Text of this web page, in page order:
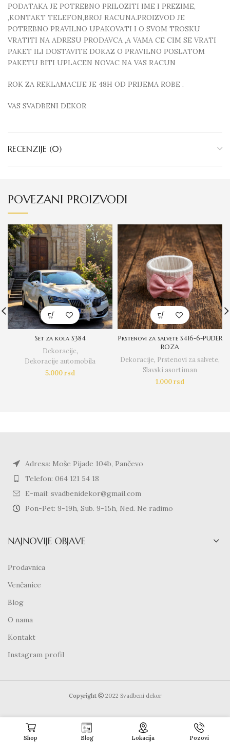
PODATAKA JE POTREBNO PRILOZITI IME I PREZIME,
,KONTAKT TELEFON,BROJ RACUNA.PROIZVOD JE
POTREBNO PRAVILNO UPAKOVATI I O SVOM TROSKU
VRATITI NA ADRESU PRODAVCA ,A VAMA CE CIM SE VRATI
PAKET ILI DOSTAVITE DOKAZ O PRAVILNO POSLATOM
PAKETU BITI UPLACEN NOVAC NA VAS RACUN
ROK ZA REKLAMACIJE JE 48H OD PRIJEMA ROBE .
VAS SVADBENI DEKOR
RECENZIJE (0)
POVEZANI PROIZVODI
Set za kola S384
Dekoracije,
Dekoracije automobila
5.000rsd
Prstenovi za salvete S416-6-PUDER
ROZA
Dekoracije, Prstenovi za salvete,
Slavski asortiman
1.000rsd
Adresa: Moše Pijade 104b, Pančevo
Telefon: 064 121 54 18
E-mail: svadbenidekor@gmail.com
Pon-Pet: 9-19h, Sub. 9-15h, Ned. Ne radimo
NAJNOVIJE OBJAVE
Prodavnica
Venčanice
Blog
O nama
Kontakt
Instagram profil
Copyright 2022 Svadbeni dekor
Shop Blog Lokacija Pozovi